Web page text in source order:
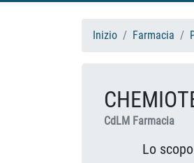
Inizio Farmacia
CdLM Farmacia
Lo scopo del